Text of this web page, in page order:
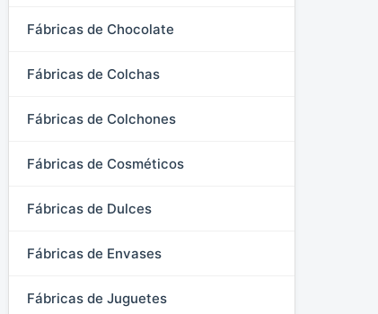
Fábricas de Chocolate
Fábricas de Colchas
Fábricas de Colchones
Fábricas de Cosméticos
Fábricas de Dulces
Fábricas de Envases
Fábricas de Juguetes